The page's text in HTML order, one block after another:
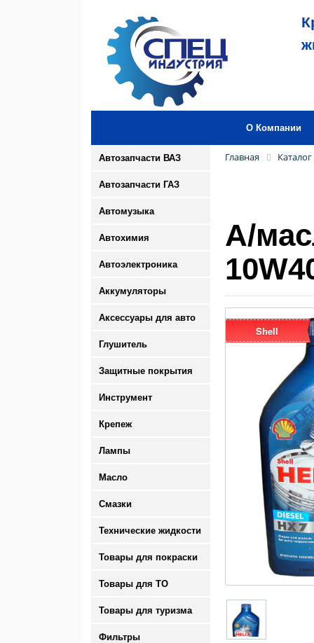
О Компании
Автозапчасти ВАЗ
Автозапчасти ГАЗ
Автомузыка
Автохимия
Автоэлектроника
Аккумуляторы
Аксессуары для авто
Глушитель
Защитные покрытия
Инструмент
Крепеж
Лампы
Масло
Смазки
Технические жидкости
Товары для покраски
Товары для ТО
Товары для туризма
Фильтры
Главная Каталог
А/
Shell